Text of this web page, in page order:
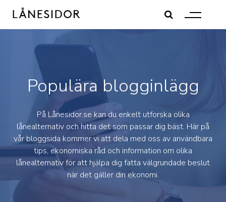
content
Populära blogginlägg
På Lånesidor.se kan du enkelt utforska olika
lånealternativ och hitta det som passar dig bäst. Här på
vår bloggsida kommer vi att dela med oss av användbara
tips, ekonomiska råd och information om olika
lånealternativ för att hjälpa dig fatta välgrundade beslut
när det gäller din ekonomi.